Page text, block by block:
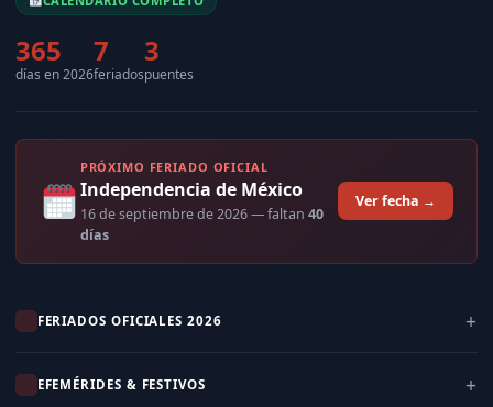
365
días en 2026
7
feriados
3
puentes
PRÓXIMO FERIADO OFICIAL
Independencia de México
16 de septiembre de 2026— faltan 40
días
Ver fecha →
FERIADOS OFICIALES 2026
EFEMÉRIDES & FESTIVOS